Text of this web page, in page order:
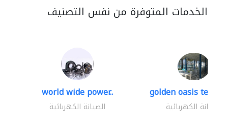
الخدمات المتوفرة من نفس التصنيف
world wide power..
الصيانة الكهربائية
golden oasis
الصيانة الكهربائية